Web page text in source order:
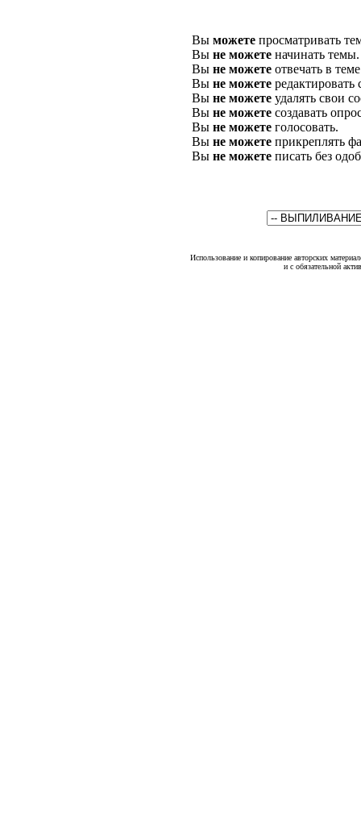
Вы можете просматривать
Вы не можете начинать темы.
Вы не можете отвечать в
Вы не можете
Вы не можете удалять свои
Вы не можете создавать
Вы не можете голосовать.
Вы не можете прикреплять
Вы не можете писать без
Использование и копирование авторских
и с обязательной